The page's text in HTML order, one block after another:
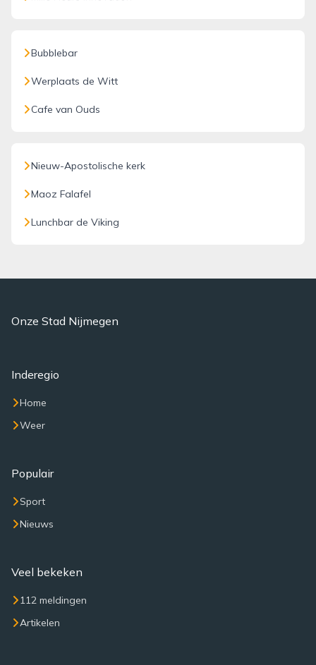
Bubblebar
Werplaats de Witt
Cafe van Ouds
Nieuw-Apostolische kerk
Maoz Falafel
Lunchbar de Viking
Onze Stad Nijmegen
Inderegio
Home
Weer
Populair
Sport
Nieuws
Veel bekeken
112 meldingen
Artikelen